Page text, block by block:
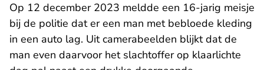
Op 12 december 2023 meldde een 16-jarig meisje
bij de politie dat er een man met bebloede kleding
in een auto lag. Uit camerabeelden blijkt dat de
man even daarvoor het slachtoffer op klaarlichte